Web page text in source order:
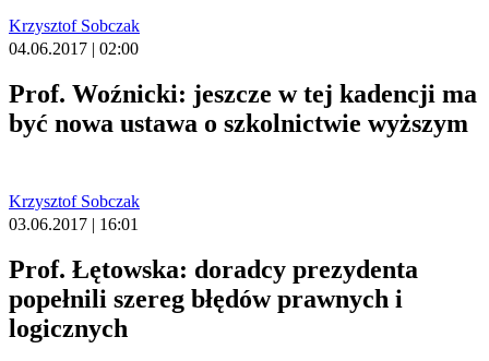
Krzysztof Sobczak
04.06.2017 | 02:00
Prof. Woźnicki: jeszcze w tej kadencji ma
być nowa ustawa o szkolnictwie wyższym
Krzysztof Sobczak
03.06.2017 | 16:01
Prof. Łętowska: doradcy prezydenta
popełnili szereg błędów prawnych i
logicznych